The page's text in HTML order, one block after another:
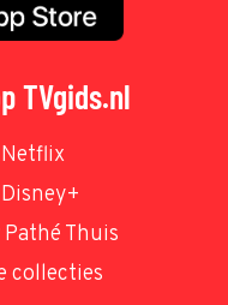
TVgids.nl
Thuis
collecties